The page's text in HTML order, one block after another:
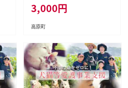
定非営利活動法人 咲桃虎(さく
もんと) TF3002-P00056
3,000円
高原町